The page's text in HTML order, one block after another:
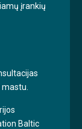
įrankių
Baltic